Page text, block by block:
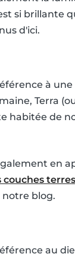
si brillante
d'ici.
à une
Terra
habitée de
en
couches
notre blog.
au